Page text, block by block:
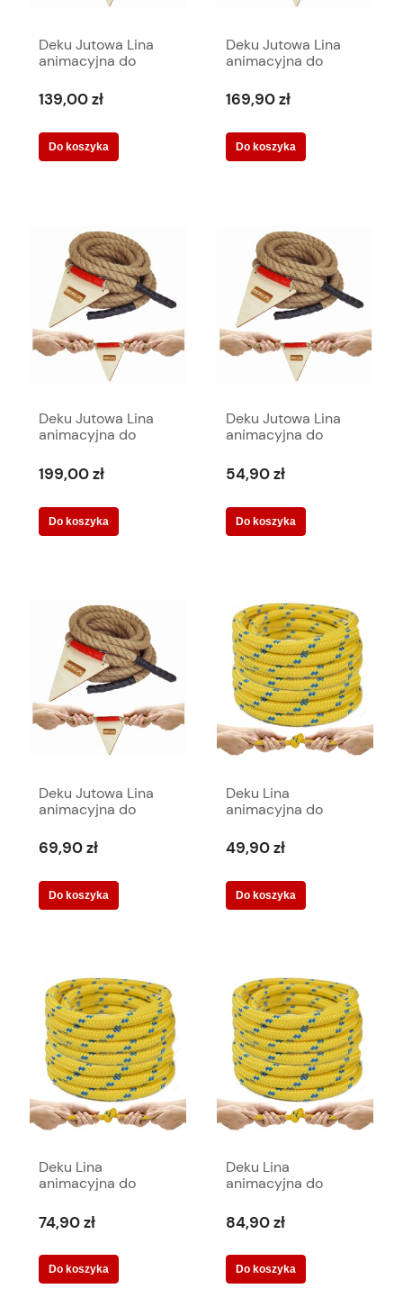
Deku Jutowa Lina
animacyjna do
metrów
139,00 zł
Do koszyka
Deku Jutowa Lina
animacyjna do
metrów
169,90 zł
Do koszyka
Deku Jutowa Lina
animacyjna do
metrów
199,00 zł
Do koszyka
Deku Jutowa Lina
animacyjna do
metrów
54,90 zł
Do koszyka
Deku Jutowa Lina
animacyjna do
metra
69,90 zł
Do koszyka
Deku Lina
animacyjna do
metrów 578111
49,90 zł
Do koszyka
Deku Lina
animacyjna do
metrów 578128
74,90 zł
Do koszyka
Deku Lina
animacyjna do
metrów 578135
84,90 zł
Do koszyka